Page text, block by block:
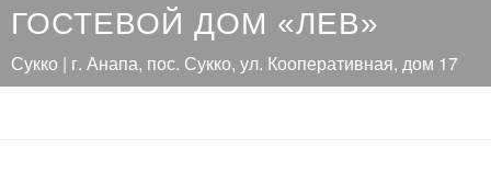
ГОСТЕВОЙ ДОМ «ЛЕВ»
Сукко | г. Анапа, пос. Сукко, ул. Кооперативная, дом 17